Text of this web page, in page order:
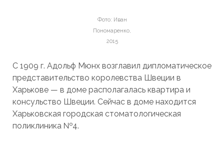
Фото: Иван
Пономаренко,
2015
С 1909 г. Адольф Мюнх возглавил дипломатическое
представительство королевства Швеции в
Харькове — в доме располагалась квартира и
консульство Швеции. Сейчас в доме находится
Харьковская городская стоматологическая
поликлиника №4.